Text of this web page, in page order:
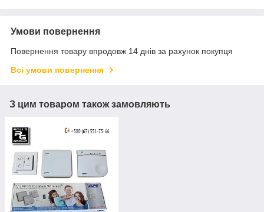
Умови повернення
Повернення товару впродовж 14 днів за рахунок покупця
Всі умови повернення
З цим товаром також замовляють